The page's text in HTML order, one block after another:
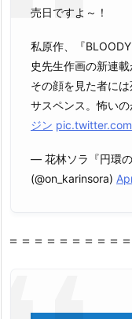
売日ですよ～！
私原作、『
史先生作画の新連
その顔を見た者に
サスペンス。怖い
ジン
— 花林ソラ『円環
(@on_karinsora)
＝＝＝＝＝＝＝＝＝